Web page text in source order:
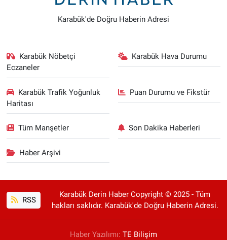
Karabük'de Doğru Haberin Adresi
Karabük Nöbetçi
Eczaneler
Karabük Hava Durumu
Karabük Trafik Yoğunluk
Haritası
Puan Durumu ve Fikstür
Tüm Manşetler Son Dakika Haberleri
Haber Arşivi
RSS
Karabük Derin Haber Copyright © 2025 - Tüm
hakları saklıdır. Karabük'de Doğru Haberin Adresi.
Haber Yazılımı: TE Bilişim